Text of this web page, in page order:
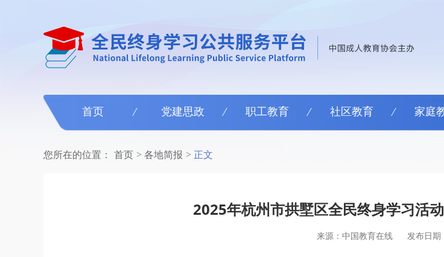
首页 党建思政 职工教育 社区教育 家庭
您所在的位置： 首页 各地简报 正文
2025年杭州市拱墅区全民终身学习活
来源：中国教育在线 发布日